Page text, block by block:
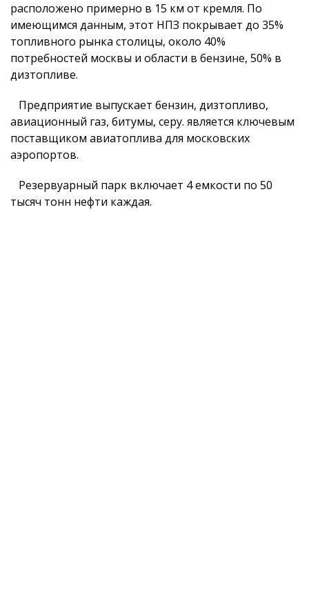
расположено примерно в 15 км от кремля. По
имеющимся данным, этот НПЗ покрывает до 35%
топливного рынка столицы, около 40%
потребностей москвы и области в бензине, 50% в
дизтопливе.
Предприятие выпускает бензин, дизтопливо,
авиационный газ, битумы, серу. является ключевым
поставщиком авиатоплива для московских
аэропортов.
Резервуарный парк включает 4 емкости по 50
тысяч тонн нефти каждая.